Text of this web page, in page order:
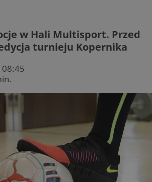
w Hali Multisport. Przed
turnieju Kopernika
08:45